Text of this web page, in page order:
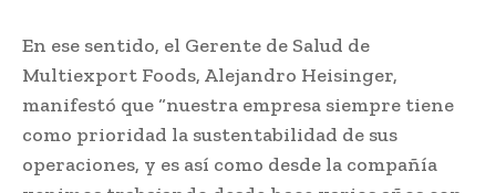
En ese sentido, el Gerente de Salud de
Multiexport Foods, Alejandro Heisinger,
manifestó que “nuestra empresa siempre tiene
como prioridad la sustentabilidad de sus
operaciones, y es así como desde la compañía